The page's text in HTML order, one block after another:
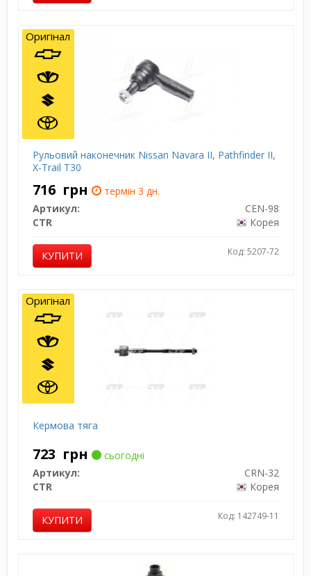
Рульовий наконечник Nissan Navara II, Pathfinder II,
X-Trail T30
716 грн
термін 3 дн.
Артикул:
CEN-98
CTR
Корея
КУПИТИ Код: 5207-72
Оригінал
Кермова тяга
723 грн
сьогодні
Артикул:
CRN-32
CTR
Корея
КУПИТИ Код: 142749-11
Оригінал